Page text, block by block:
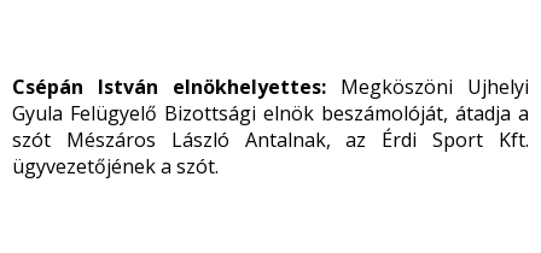
Csépán István elnökhelyettes: Megköszöni Ujhelyi
Gyula Felügyelő Bizottsági elnök beszámolóját, átadja a
szót Mészáros László Antalnak, az Érdi Sport Kft.
ügyvezetőjének a szót.